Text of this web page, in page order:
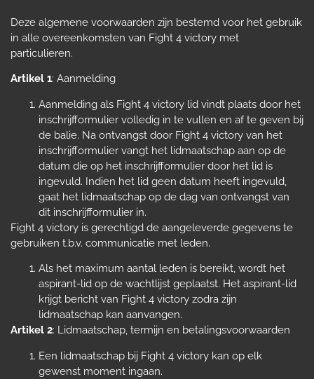
Deze algemene voorwaarden zijn bestemd voor het gebruik
in alle overeenkomsten van Fight 4 victory met
particulieren.
Artikel 1: Aanmelding
Aanmelding als Fight 4 victory lid vindt plaats door het
inschrijfformulier volledig in te vullen en af te geven bij
de balie. Na ontvangst door Fight 4 victory van het
inschrijfformulier vangt het lidmaatschap aan op de
datum die op het inschrijfformulier door het lid is
ingevuld. Indien het lid geen datum heeft ingevuld,
gaat het lidmaatschap op de dag van ontvangst van
dit inschrijfformulier in.
Fight 4 victory is gerechtigd de aangeleverde gegevens te
gebruiken t.b.v. communicatie met leden.
Als het maximum aantal leden is bereikt, wordt het
aspirant-lid op de wachtlijst geplaatst. Het aspirant-lid
krijgt bericht van Fight 4 victory zodra zijn
lidmaatschap kan aanvangen.
Artikel 2: Lidmaatschap, termijn en betalingsvoorwaarden
Een lidmaatschap bij Fight 4 victory kan op elk
gewenst moment ingaan.